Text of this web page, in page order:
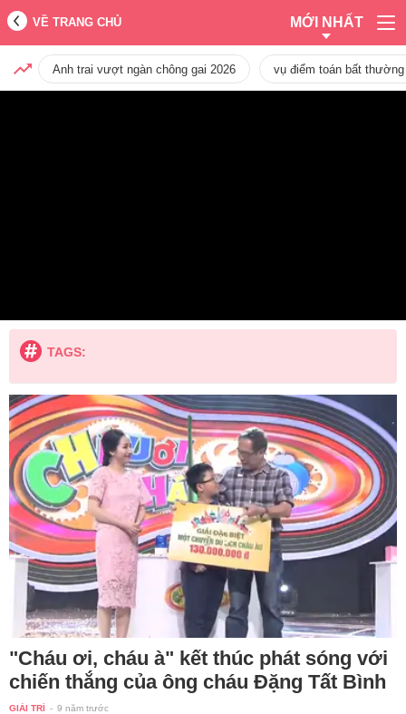
VỀ TRANG CHỦ MỚI NHẤT
Anh trai vượt ngàn chông gai 2026 vụ điểm toán bất
TAGS:
"Cháu ơi, cháu à" kết thúc phát sóng với
chiến thắng của ông cháu Đặng Tất Bình
GIẢI TRÍ - 9 năm trước